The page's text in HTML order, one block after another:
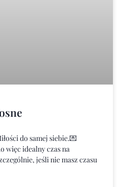
do samej siebie.💌
więc idealny czas na
jeśli nie masz czasu